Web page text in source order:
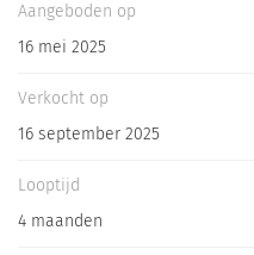
Aangeboden op
16 mei 2025
Verkocht op
16 september 2025
Looptijd
4 maanden